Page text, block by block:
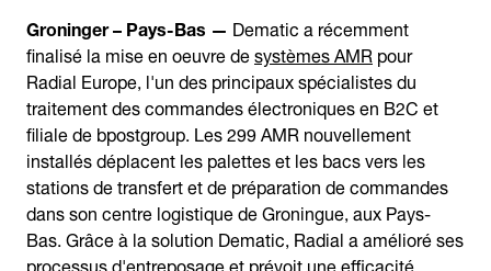
Groninger – Pays-Bas — Dematic a récemment
finalisé la mise en oeuvre desystèmes AMRpour
Radial Europe, l'un des principaux spécialistes du
traitement des commandes électroniques en B2C et
filiale de bpostgroup. Les 299 AMR nouvellement
installés déplacent les palettes et les bacs vers les
stations de transfert et de préparation de commandes
dans son centre logistique de Groningue, aux Pays-
Bas. Grâce à la solution Dematic, Radial a amélioré ses
processus d'entreposage et prévoit une efficacité